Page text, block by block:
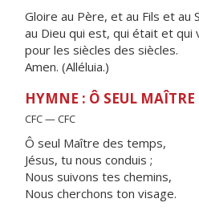
Gloire au Père, et au Fils et au
au Dieu qui est, qui était et qui
pour les siècles des siècles.
Amen. (Alléluia.)
HYMNE : Ô SEUL MAÎTRE
CFC — CFC
Ô seul Maître des temps,
Jésus, tu nous conduis ;
Nous suivons tes chemins,
Nous cherchons ton visage.